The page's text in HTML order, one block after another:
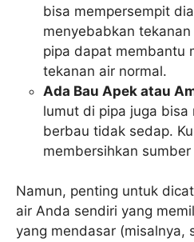
bisa mempersempit
menyebabkan
pipa dapat membantu
tekanan air normal.
Ada Bau Apek atau
lumut di pipa juga bisa
berbau tidak sedap.
membersihkan
Namun, penting untuk
air Anda sendiri yang
yang mendasar (misalnya,